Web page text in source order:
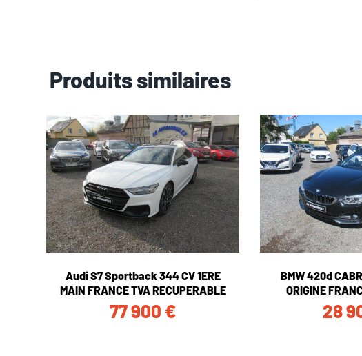
Produits similaires
Audi S7 Sportback 344 CV 1ERE
MAIN FRANCE TVA RECUPERABLE
77 900 €
BMW 420d
ORIGINE
28